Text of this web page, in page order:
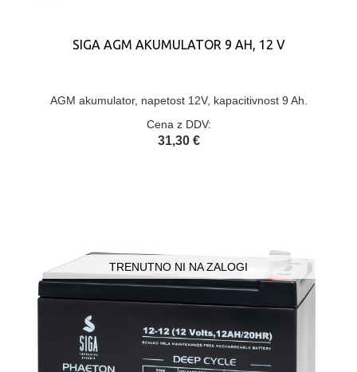
SIGA AGM AKUMULATOR 9 AH, 12 V
AGM akumulator, napetost 12V, kapacitivnost 9 Ah.
Cena z DDV:
31,30 €
TRENUTNO NI NA ZALOGI